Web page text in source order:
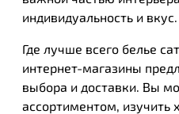
индивидуальность и вкус.
Где лучше всего белье
интернет-магазины
выбора и доставки. Вы
ассортиментом, изучить